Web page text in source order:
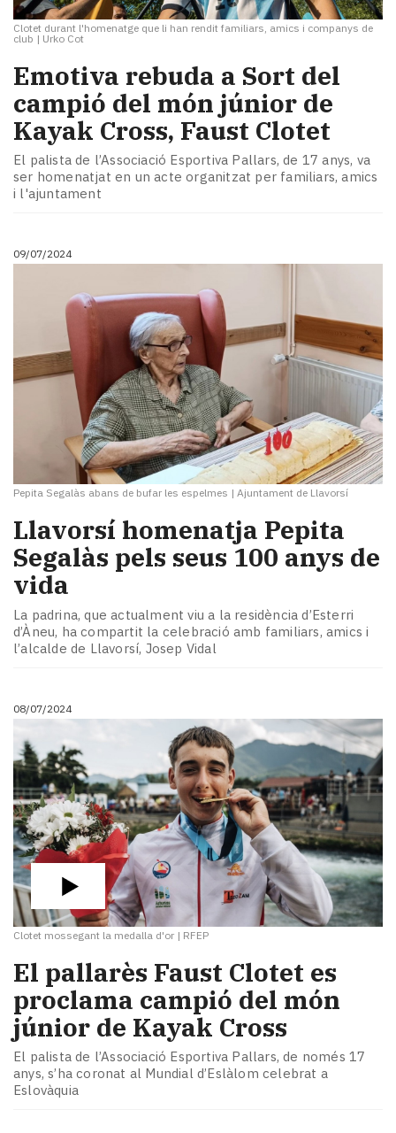
Clotet durant l'homenatge que li han rendit familiars, amics i companys de
club | Urko Cot
Emotiva rebuda a Sort del
campió del món júnior de
Kayak Cross, Faust Clotet
El palista de l’Associació Esportiva Pallars, de 17 anys, va
ser homenatjat en un acte organitzat per familiars, amics
i l'ajuntament
09/07/2024
Pepita Segalàs abans de bufar les espelmes | Ajuntament de Llavorsí
Llavorsí homenatja Pepita
Segalàs pels seus 100 anys de
vida
La padrina, que actualment viu a la residència d’Esterri
d’Àneu, ha compartit la celebració amb familiars, amics i
l’alcalde de Llavorsí, Josep Vidal
08/07/2024
Clotet mossegant la medalla d'or | RFEP
El pallarès Faust Clotet es
proclama campió del món
júnior de Kayak Cross
El palista de l’Associació Esportiva Pallars, de només 17
anys, s’ha coronat al Mundial d’Eslàlom celebrat a
Eslovàquia